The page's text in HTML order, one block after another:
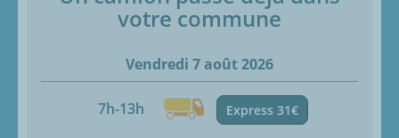
votre commune
Vendredi 7 août 2026
7h-13h Express 31€